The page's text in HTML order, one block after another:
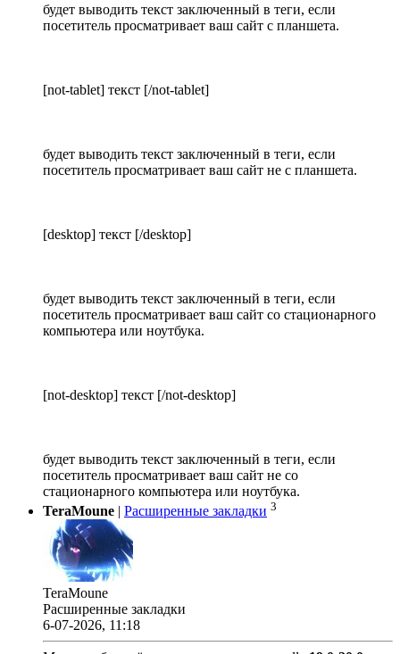
будет выводить текст заключенный в теги, если
посетитель просматривает ваш сайт с планшета.
[not-tablet] текст [/not-tablet]
будет выводить текст заключенный в теги, если
посетитель просматривает ваш сайт не с планшета.
[desktop] текст [/desktop]
будет выводить текст заключенный в теги, если
посетитель просматривает ваш сайт со стационарного
компьютера или ноутбука.
[not-desktop] текст [/not-desktop]
будет выводить текст заключенный в теги, если
посетитель просматривает ваш сайт не со
стационарного компьютера или ноутбука.
TeraMoune | Расширенные закладки 3
TeraMoune
Расширенные закладки
6-07-2026, 11:18